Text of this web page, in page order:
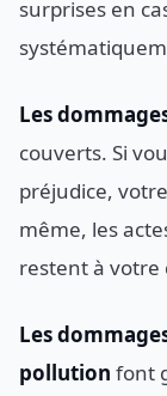
surprises en
Les
couverts. Si
préjudice,
même, les
restent à votre
Les
pollution font